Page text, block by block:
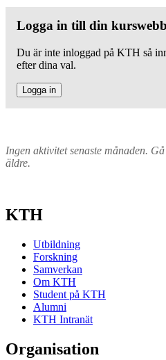
Logga in till din kurswebb
Du är inte inloggad på KTH så
efter dina val.
Logga in
Ingen aktivitet senaste månaden.
äldre.
KTH
Utbildning
Forskning
Samverkan
Om KTH
Student på KTH
Alumni
KTH Intranät
Organisation